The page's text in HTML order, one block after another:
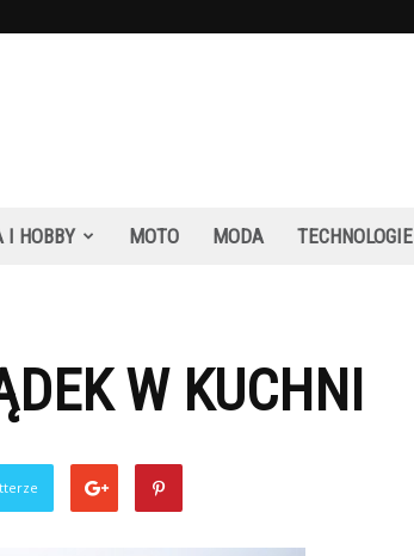
I HOBBY MOTO MODA TECHNOLOGIE
W KUCHNI